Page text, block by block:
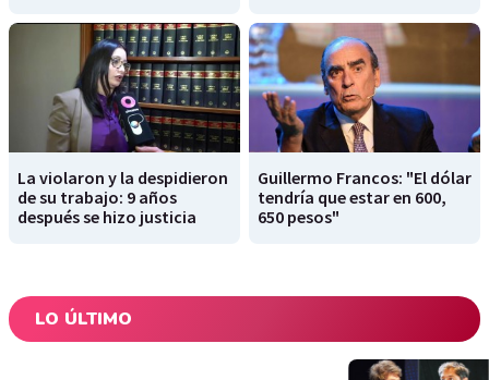
La violaron y la despidieron
de su trabajo: 9 años
después se hizo justicia
Guillermo Francos: "El dólar
tendría que estar en 600,
650 pesos"
LO ÚLTIMO